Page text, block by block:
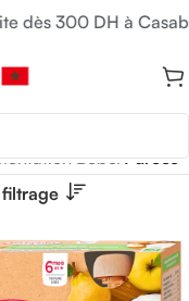
dès 300 DH à
Bébé/Purées